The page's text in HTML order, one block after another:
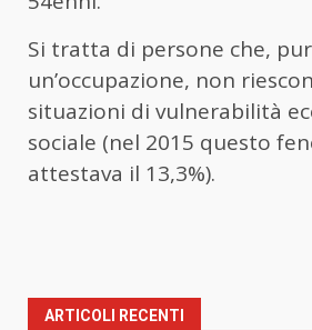
Si tratta di persone che,
un’occupazione, non
situazioni di vulnerabilità
sociale (nel 2015 questo
attestava il 13,3%).
ARTICOLI RECENTI